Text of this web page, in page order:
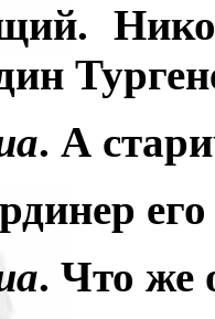
. А
его
. Что же